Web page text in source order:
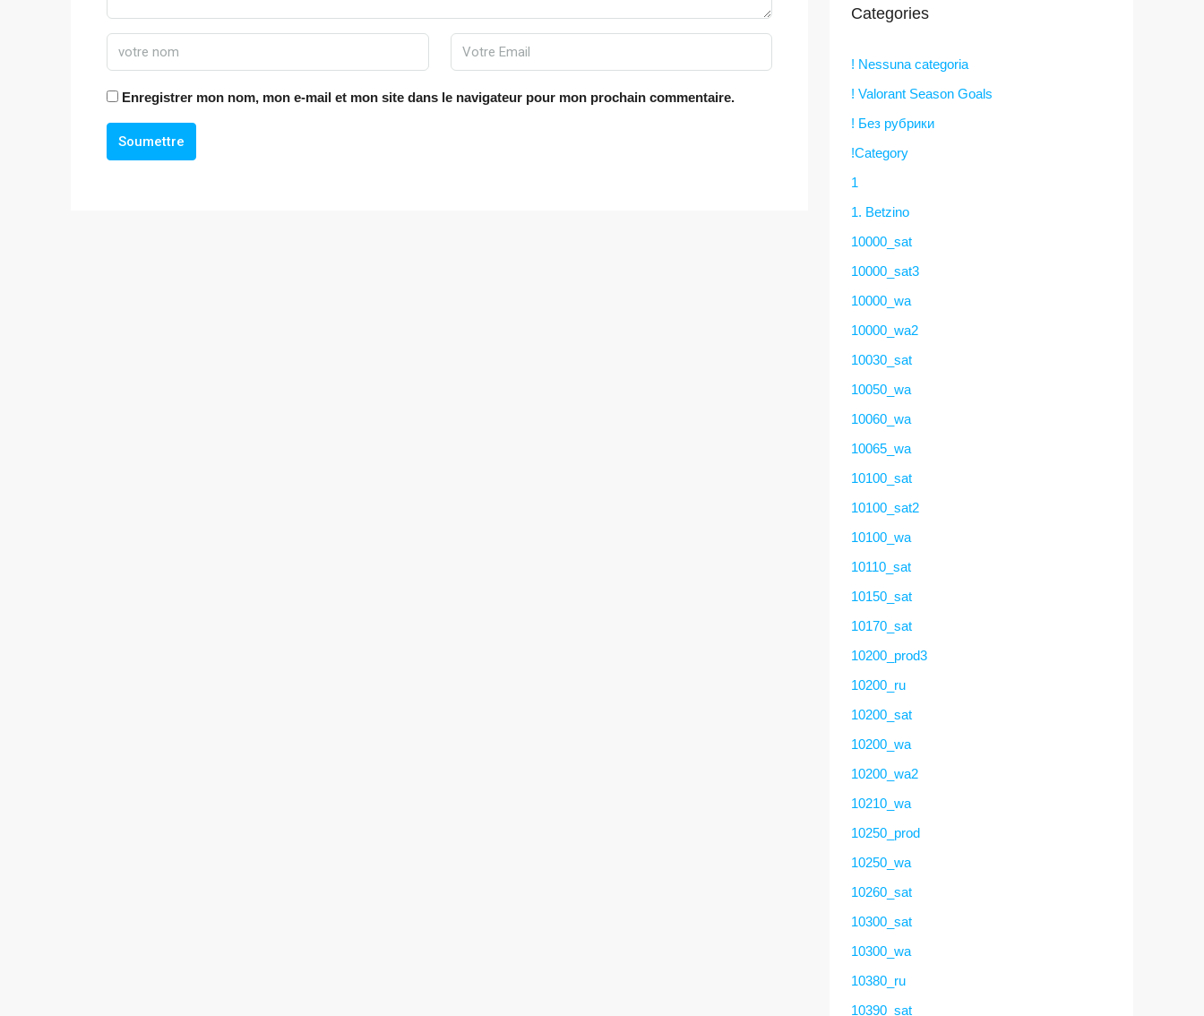
Enregistrer mon nom, mon e-mail et mon site dans le navigateur pour mon prochain commentaire.
Soumettre
Categories
! Nessuna categoria
! Valorant Season Goals
! Без рубрики
!Category
1
1. Betzino
10000_sat
10000_sat3
10000_wa
10000_wa2
10030_sat
10050_wa
10060_wa
10065_wa
10100_sat
10100_sat2
10100_wa
10110_sat
10150_sat
10170_sat
10200_prod3
10200_ru
10200_sat
10200_wa
10200_wa2
10210_wa
10250_prod
10250_wa
10260_sat
10300_sat
10300_wa
10380_ru
10390_sat